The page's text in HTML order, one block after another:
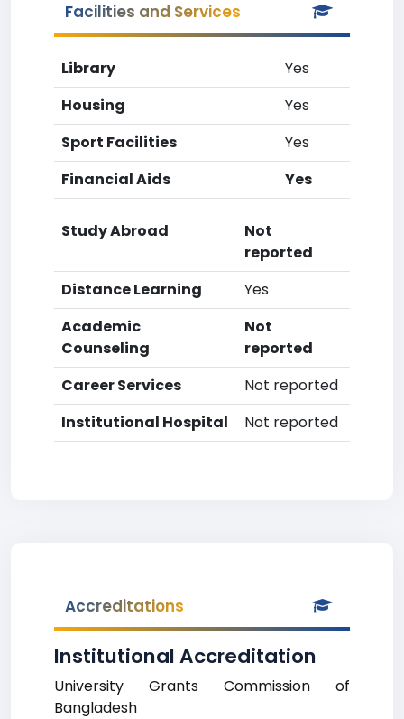
Facilities and Services
Library
Yes
Housing
Yes
Sport Facilities
Yes
Financial Aids
Yes
Study Abroad
Not
reported
Distance Learning
Yes
Academic
Counseling
Not
reported
Career Services
Not reported
Institutional Hospital
Not reported
Accreditations
Institutional Accreditation
University Grants Commission of
Bangladesh